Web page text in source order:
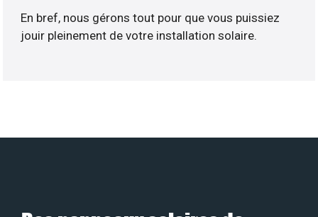
En bref, nous gérons tout pour que vous puissiez
jouir pleinement de votre installation solaire.